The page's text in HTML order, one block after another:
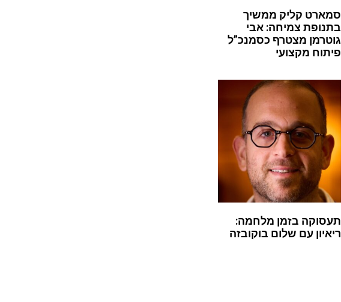
סמארט קליק ממשיך
בתנופת צמיחה: אבי
גוטרמן מצטרף כסמנכ”ל
פיתוח מקצועי
תעסוקה בזמן מלחמה:
ריאיון עם שלום בוקובזה